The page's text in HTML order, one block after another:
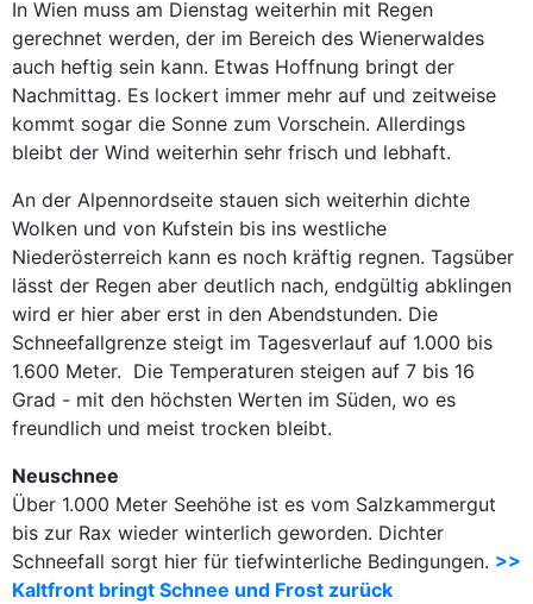
In Wien muss am Dienstag weiterhin mit Regen
gerechnet werden, der im Bereich des Wienerwaldes
auch heftig sein kann. Etwas Hoffnung bringt der
Nachmittag. Es lockert immer mehr auf und zeitweise
kommt sogar die Sonne zum Vorschein. Allerdings
bleibt der Wind weiterhin sehr frisch und lebhaft.
An der Alpennordseite stauen sich weiterhin dichte
Wolken und von Kufstein bis ins westliche
Niederösterreich kann es noch kräftig regnen. Tagsüber
lässt der Regen aber deutlich nach, endgültig abklingen
wird er hier aber erst in den Abendstunden. Die
Schneefallgrenze steigt im Tagesverlauf auf 1.000 bis
1.600 Meter. Die Temperaturen steigen auf 7 bis 16
Grad - mit den höchsten Werten im Süden, wo es
freundlich und meist trocken bleibt.
Neuschnee
Über 1.000 Meter Seehöhe ist es vom Salzkammergut
bis zur Rax wieder winterlich geworden. Dichter
Schneefall sorgt hier für tiefwinterliche Bedingungen. >>
Kaltfront bringt Schnee und Frost zurück